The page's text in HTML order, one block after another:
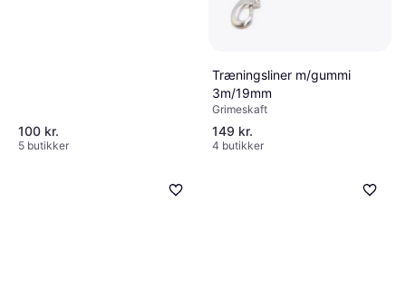
100 kr.
5 butikker
Træningsliner m/gummi
3m/19mm
Grimeskaft
149 kr.
4 butikker